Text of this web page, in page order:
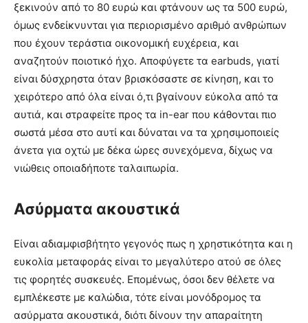
ξεκινούν από το 80 ευρώ και φτάνουν ως τα 500 ευρώ,
όμως ενδείκνυνται για περιορισμένο αριθμό ανθρώπων
που έχουν τεράστια οικονομική ευχέρεια, και
αναζητούν ποιοτικό ήχο. Αποφύγετε τα earbuds, γιατί
είναι δύσχρηστα όταν βρισκόσαστε σε κίνηση, και το
χειρότερο από όλα είναι ό,τι βγαίνουν εύκολα από τα
αυτιά, και στραφείτε προς τα in-ear που κάθονται πιο
σωστά μέσα στο αυτί και δύναται να τα χρησιμοποιείς
άνετα για οχτώ με δέκα ώρες συνεχόμενα, δίχως να
νιώθεις οποιαδήποτε ταλαιπωρία.
Ασύρματα ακουστικά
Είναι αδιαμφισβήτητο γεγονός πως η χρηστικότητα και η
ευκολία μεταφοράς είναι το μεγαλύτερο ατού σε όλες
τις φορητές συσκευές. Επομένως, όσοι δεν θέλετε να
εμπλέκεστε με καλώδια, τότε είναι μονόδρομος τα
ασύρματα ακουστικά, διότι δίνουν την απαραίτητη